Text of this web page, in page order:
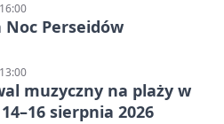
Perseidów
muzyczny na plaży w
sierpnia 2026